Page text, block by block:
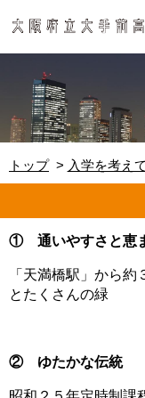
トップ 入学を考え
① 通いやすさと恵
「天満橋駅」から約
とたくさんの緑
② ゆたかな伝統